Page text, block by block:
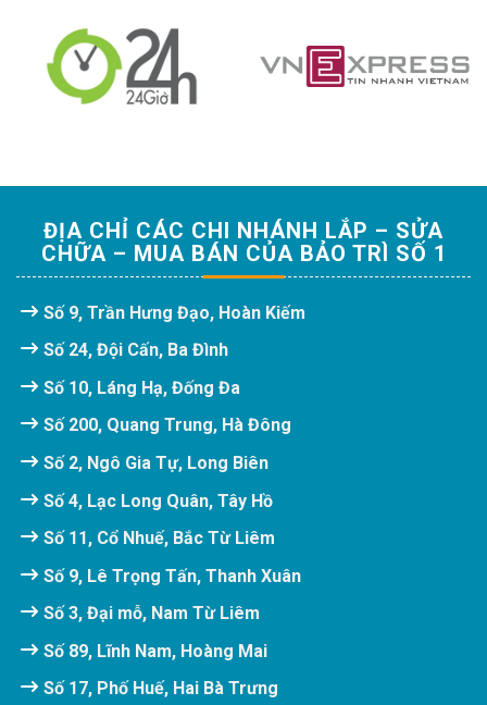
ĐỊA CHỈ CÁC CHI NHÁNH LẮP – SỬA
CHỮA – MUA BÁN CỦA BẢO TRÌ SỐ 1
Số 9, Trần Hưng Đạo, Hoàn Kiếm
Số 24, Đội Cấn, Ba Đình
Số 10, Láng Hạ, Đống Đa
Số 200, Quang Trung, Hà Đông
Số 2, Ngô Gia Tự, Long Biên
Số 4, Lạc Long Quân, Tây Hồ
Số 11, Cổ Nhuế, Bắc Từ Liêm
Số 9, Lê Trọng Tấn, Thanh Xuân
Số 3, Đại mỗ, Nam Từ Liêm
Số 89, Lĩnh Nam, Hoàng Mai
Số 17, Phố Huế, Hai Bà Trưng